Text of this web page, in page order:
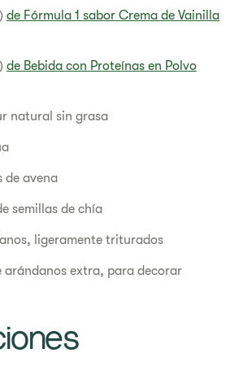
de Fórmula 1 sabor Crema de Vainilla
de Bebida con Proteínas en Polvo
natural sin grasa
de avena
semillas de chía
ligeramente triturados
arándanos extra, para decorar